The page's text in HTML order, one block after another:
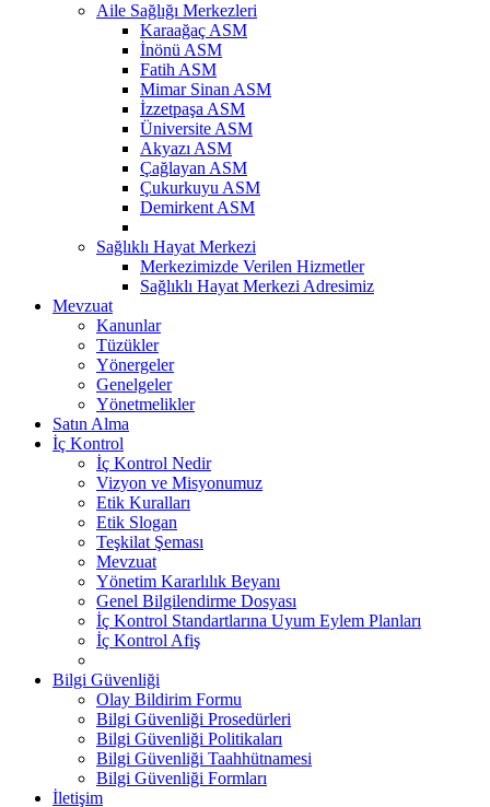
Aile Sağlığı Merkezleri
Karaağaç ASM
İnönü ASM
Fatih ASM
Mimar Sinan ASM
İzzetpaşa ASM
Üniversite ASM
Akyazı ASM
Çağlayan ASM
Çukurkuyu ASM
Demirkent ASM
Sağlıklı Hayat Merkezi
Merkezimizde Verilen Hizmetler
Sağlıklı Hayat Merkezi Adresimiz
Mevzuat
Kanunlar
Tüzükler
Yönergeler
Genelgeler
Yönetmelikler
Satın Alma
İç Kontrol
İç Kontrol Nedir
Vizyon ve Misyonumuz
Etik Kuralları
Etik Slogan
Teşkilat Şeması
Mevzuat
Yönetim Kararlılık Beyanı
Genel Bilgilendirme Dosyası
İç Kontrol Standartlarına Uyum Eylem Planları
İç Kontrol Afiş
Bilgi Güvenliği
Olay Bildirim Formu
Bilgi Güvenliği Prosedürleri
Bilgi Güvenliği Politikaları
Bilgi Güvenliği Taahhütnamesi
Bilgi Güvenliği Formları
İletişim